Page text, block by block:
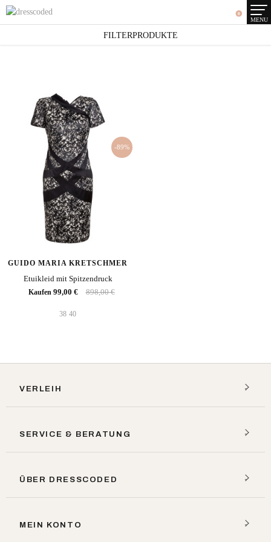
MENU
0
FILTERPRODUKTE
SEARCH RESULTS
-89%
GUIDO MARIA KRETSCHMER
Etuikleid mit Spitzendruck
898,00 €
Kaufen 99,00 €
38 40
VERLEIH
SERVICE & BERATUNG
ÜBER DRESSCODED
MEIN KONTO